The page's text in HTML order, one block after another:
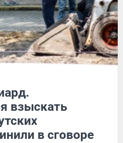
взыскать
в сговоре